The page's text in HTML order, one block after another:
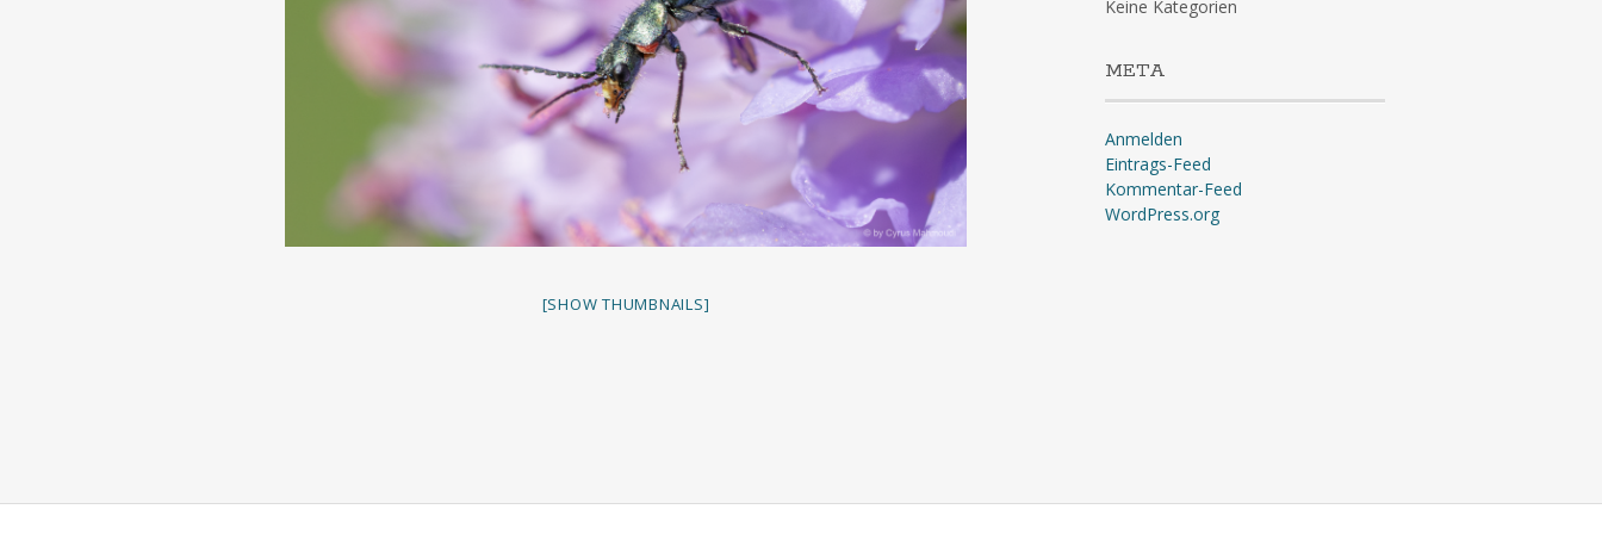
[SHOW THUMBNAILS]
Keine Kategorien
META
Anmelden
Eintrags-Feed
Kommentar-Feed
WordPress.org